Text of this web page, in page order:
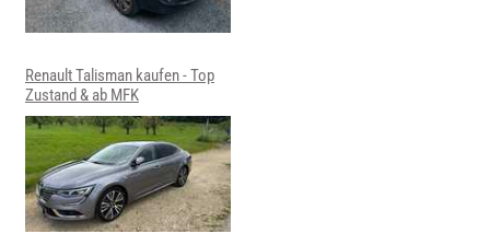
Renault Talisman kaufen - Top
Zustand & ab MFK